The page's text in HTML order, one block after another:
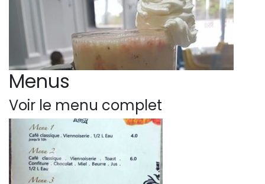
Menus
Voir le menu complet